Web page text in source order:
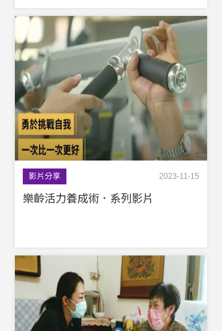
影片分享 2023-11-15
樂齡活力養成術．系列影片